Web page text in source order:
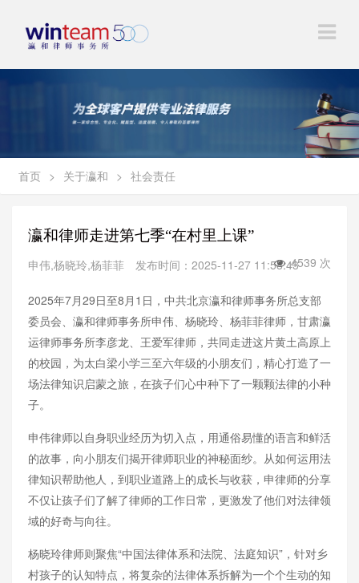
首页 > 关于瀛和 > 社会责任
瀛和律师走进第七季“在村里上课”
申伟,杨晓玲,杨菲菲 发布时间：2025-11-27 11:58:434539 次
2025年7月29日至8月1日，中共北京瀛和律师事务所总支部
委员会、瀛和律师事务所申伟、杨晓玲、杨菲菲律师，甘肃瀛
运律师事务所李彦龙、王爱军律师，共同走进这片黄土高原上
的校园，为太白梁小学三至六年级的小朋友们，精心打造了一
场法律知识启蒙之旅，在孩子们心中种下了一颗颗法律的小种
子。
申伟律师以自身职业经历为切入点，用通俗易懂的语言和鲜活
的故事，向小朋友们揭开律师职业的神秘面纱。从如何运用法
律知识帮助他人，到职业道路上的成长与收获，申律师的分享
不仅让孩子们了解了律师的工作日常，更激发了他们对法律领
域的好奇与向往。
杨晓玲律师则聚焦“中国法律体系和法院、法庭知识”，针对乡
村孩子的认知特点，将复杂的法律体系拆解为一个个生动的知